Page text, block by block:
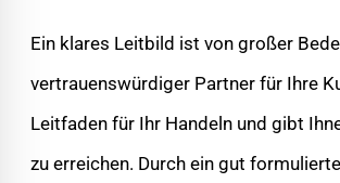
Ein klares Leitbild ist von großer
vertrauenswürdiger Partner für Ihre
Leitfaden für Ihr Handeln und gibt
zu erreichen. Durch ein gut